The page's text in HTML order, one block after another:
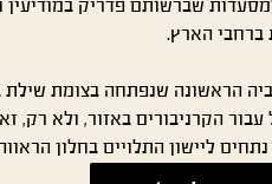
שברשותם פדריק במודיעין
ברחבי הארץ.
הראשונה שנפתחה בצומת שילת
עבור הקרניבורים באזור, ולא רק,
ליישון התלויים בחלון